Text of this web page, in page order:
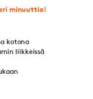
minuuttia!
kotona
liikkeissä